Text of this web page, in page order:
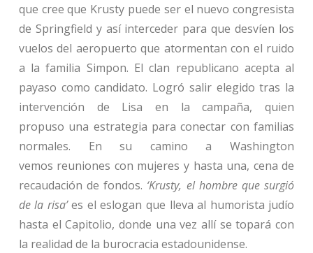
que cree que Krusty puede ser el nuevo congresista
de Springfield y así interceder para que desvíen los
vuelos del aeropuerto que atormentan con el ruido
a la familia Simpon. El clan republicano acepta al
payaso como candidato. Logró salir elegido tras la
intervención de Lisa en la campaña, quien
propuso una estrategia para conectar con familias
normales. En su camino a Washington
vemos reuniones con mujeres y hasta una, cena de
recaudación de fondos. ‘Krusty, el hombre que surgió
de la risa’es el eslogan que lleva al humorista judío
hasta el Capitolio, donde una vez allí se topará con
la realidad de la burocracia estadounidense.